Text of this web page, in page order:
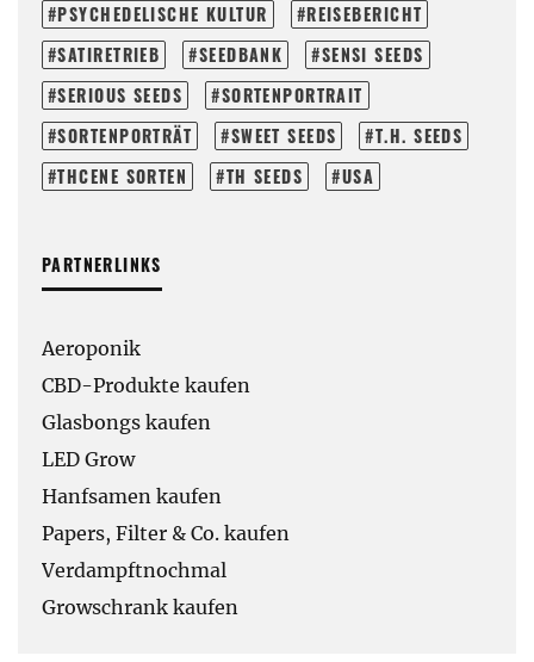
PSYCHEDELISCHE KULTUR
REISEBERICHT
SATIRETRIEB
SEEDBANK
SENSI SEEDS
SERIOUS SEEDS
SORTENPORTRAIT
SORTENPORTRÄT
SWEET SEEDS
T.H. SEEDS
THCENE SORTEN
TH SEEDS USA
PARTNERLINKS
Aeroponik
CBD-Produkte kaufen
Glasbongs kaufen
LED Grow
Hanfsamen kaufen
Papers, Filter & Co. kaufen
Verdampftnochmal
Growschrank kaufen